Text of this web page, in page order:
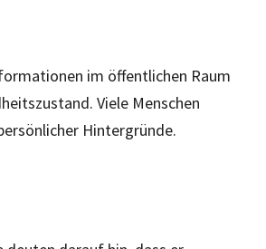
im öffentlichen Raum
Viele Menschen
Hintergründe.